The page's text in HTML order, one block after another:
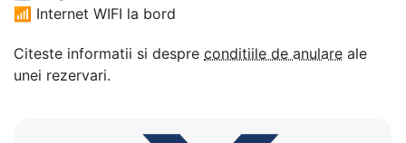
📶 Internet WIFI la bord
Citeste informatii si despre conditiile de anulare ale
unei rezervari.